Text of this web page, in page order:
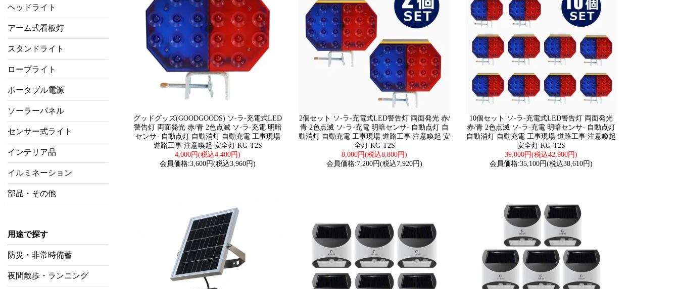
ヘッドライト
アーム式看板灯
スタンドライト
ロープライト
ポータブル電源
ソーラーパネル
センサー式ライト
インテリア品
イルミネーション
部品・その他
用途で探す
防災・非常時備蓄
夜間散歩・ランニング
グッドグッズ(GOODGOODS) ソ-ラ-充電式LED
警告灯 両面発光 赤/青 2色点滅 ソ-ラ-充電 明暗
センサ- 自動点灯 自動消灯 自動充電 工事現場
道路工事 注意喚起 安全灯 KG-T2S
4,000円(税込4,400円)
会員価格:3,600円(税込3,960円)
2個セット ソ-ラ-充電式LED警告灯 両面発光 赤/
青 2色点滅 ソ-ラ-充電 明暗センサ- 自動点灯 自
動消灯 自動充電 工事現場 道路工事 注意喚起 安
全灯 KG-T2S
8,000円(税込8,800円)
会員価格:7,200円(税込7,920円)
10個セット ソ-ラ-充電式LED警告灯 両面発光
赤/青 2色点滅 ソ-ラ-充電 明暗センサ- 自動点灯
自動消灯 自動充電 工事現場 道路工事 注意喚起
安全灯 KG-T2S
39,000円(税込42,900円)
会員価格:35,100円(税込38,610円)